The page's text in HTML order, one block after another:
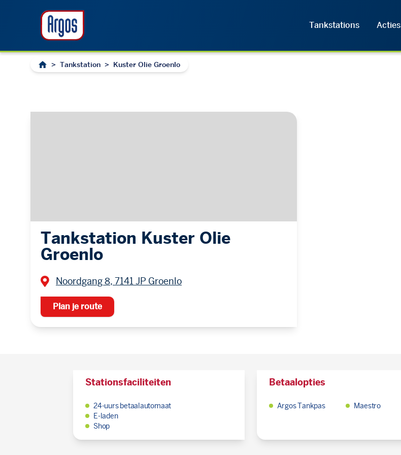
Tankstations Acties
> Tankstation > Kuster Olie Groenlo
Tankstation Kuster Olie
Groenlo
Noordgang 8, 7141 JP Groenlo
Plan je route
Stationsfaciliteiten
24-uurs betaalautomaat
E-laden
Shop
Betaalopties
Argos Tankpas Maestro